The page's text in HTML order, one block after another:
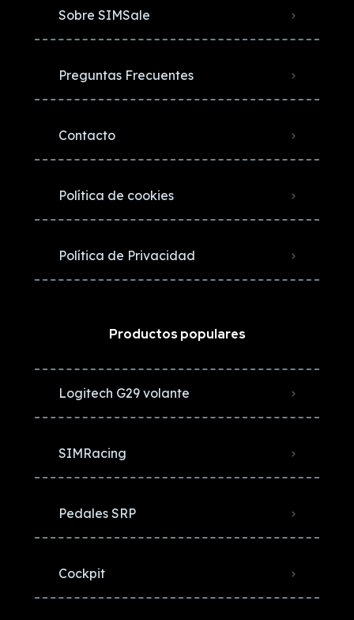
Sobre SIMSale
Preguntas Frecuentes
Contacto
Política de cookies
Política de Privacidad
Productos populares
Logitech G29 volante
SIMRacing
Pedales SRP
Cockpit